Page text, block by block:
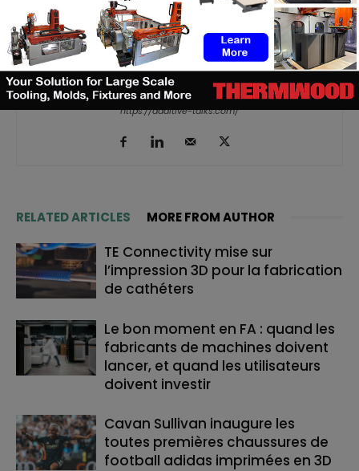
Kety S.
https://additive-talks.com/
RELATED ARTICLES MORE FROM AUTHOR
TE Connectivity mise sur
l’impression 3D pour la fabrication
de cathéters
Le bon moment en FA : quand les
fabricants de machines doivent
lancer, et quand les utilisateurs
doivent investir
Cavan Sullivan inaugure les
toutes premières chaussures de
football adidas imprimées en 3D